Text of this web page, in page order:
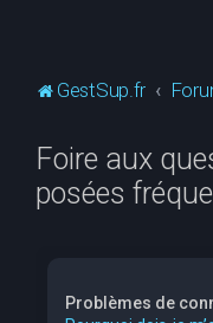
GestSup.fr
Foire aux
posées
Problèmes de